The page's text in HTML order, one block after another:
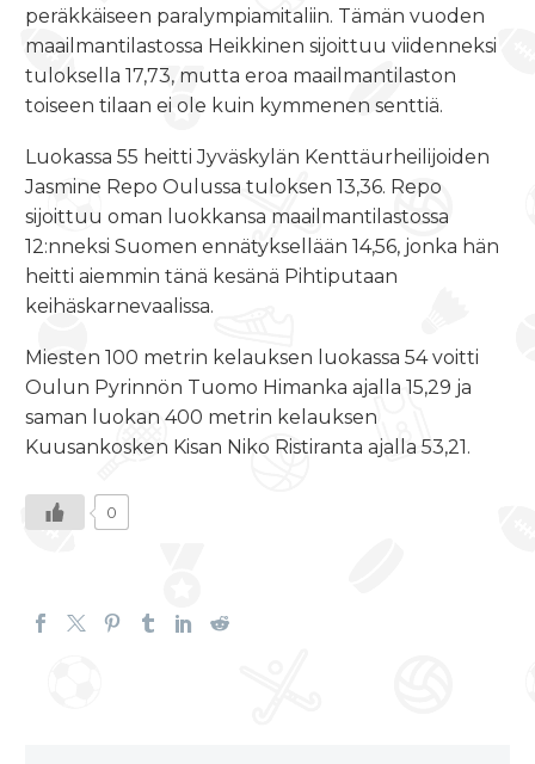
peräkkäiseen paralympiamitaliin. Tämän vuoden
maailmantilastossa Heikkinen sijoittuu viidenneksi
tuloksella 17,73, mutta eroa maailmantilaston
toiseen tilaan ei ole kuin kymmenen senttiä.
Luokassa 55 heitti Jyväskylän Kenttäurheilijoiden
Jasmine Repo Oulussa tuloksen 13,36. Repo
sijoittuu oman luokkansa maailmantilastossa
12:nneksi Suomen ennätyksellään 14,56, jonka hän
heitti aiemmin tänä kesänä Pihtiputaan
keihäskarnevaalissa.
Miesten 100 metrin kelauksen luokassa 54 voitti
Oulun Pyrinnön Tuomo Himanka ajalla 15,29 ja
saman luokan 400 metrin kelauksen
Kuusankosken Kisan Niko Ristiranta ajalla 53,21.
0